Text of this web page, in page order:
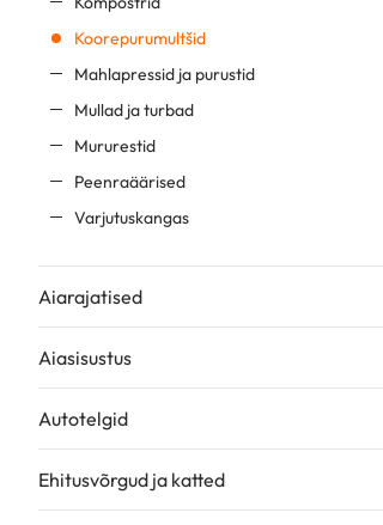
Koorepurumultšid
Mahlapressid ja purustid
Mullad ja turbad
Mururestid
Peenraäärised
Varjutuskangas
Aiarajatised
Aiasisustus
Autotelgid
Ehitusvõrgud ja katted